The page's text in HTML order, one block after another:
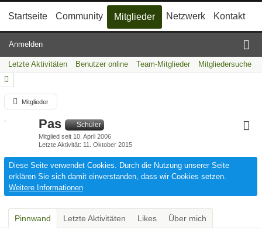
Startseite Community Mitglieder Netzwerk Kontakt
Anmelden
Letzte Aktivitäten Benutzer online Team-Mitglieder Mitgliedersuche
Mitglieder
Pas Schüler
Mitglied seit 10. April 2006
Letzte Aktivität 11. Oktober 2015
Diese Seite verwendet Cookies. Durch die Nutzung unserer Seite
erklären Sie sich damit einverstanden, dass wir Cookies setzen.
Weitere Informationen
Pinnwand Letzte Aktivitäten Likes Über mich